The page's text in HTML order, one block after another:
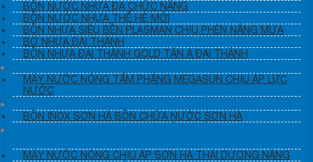
BỒN NƯỚC NHỰA ĐA CHỨC NĂNG
BỒN NƯỚC NHỰA THẾ HỆ MỚI
BỒN NHỰA SIÊU BỀN PLASMAN CHỊU PHÈN NẮNG MƯA
BƠ NHỰA ĐẠI THÀNH
BỒN NHỰA ĐẠI THÀNH GOLD TÂN Á ĐẠI THÀNH
MÁY NƯỚC NÓNG TẤM PHẲNG MEGASUN CHỊU ÁP LỰC
NƯỚC
BỒN INOX SƠN HÀ BỒN CHỨA NƯỚC SƠN HÀ
MÁY NƯỚC NÓNG CHỊU ÁP SƠN HÀ THÁI DƯƠNG NĂNG